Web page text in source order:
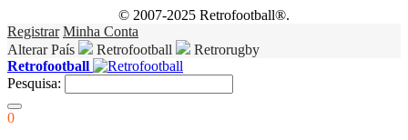
© 2007-2025 Retrofootball®.
Registrar Minha Conta
Alterar País
Retrofootball
Retrorugby
Retrofootball
Pesquisa:
0